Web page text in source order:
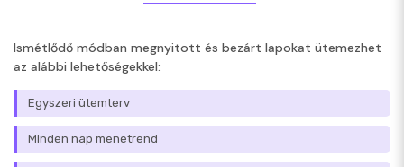
Ismétlődő módban megnyitott és bezárt lapokat ütemezhet
az alábbi lehetőségekkel:
Egyszeri ütemterv
Minden nap menetrend